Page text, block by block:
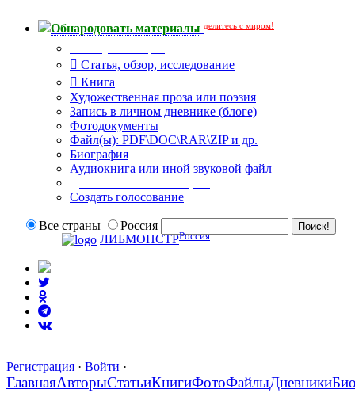
Обнародовать материалы делитесь с миром!
Статья, обзор, исследование
Книга
Художественная проза или поэзия
Запись в личном дневнике (блоге)
Фотодокументы
Файл(ы): PDF\DOC\RAR\ZIP и др.
Биография
Аудиокнига или иной звуковой файл
Создать голосование
Все страны
Россия
ЛИБМОНСТРРоссия
Регистрация · Войти ·
ГлавнаяАвторыСтатьиКнигиФотоФайлыДневники